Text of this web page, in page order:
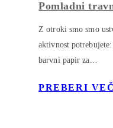
Pomladni
Z otroki smo smo
aktivnost
barvni papir za…
PREBERI VEČ